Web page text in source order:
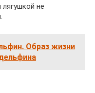
не
Образ жизни